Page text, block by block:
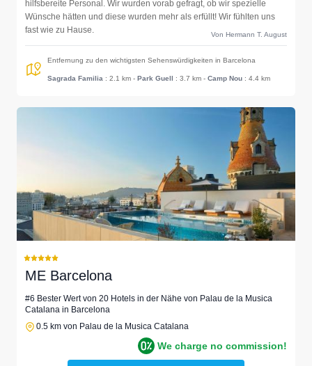
hilfsbereite Personal. Wir wurden vorab gefragt, ob wir spezielle
Wünsche hätten und diese wurden mehr als erfüllt! Wir fühlten uns
fast wie zu Hause.
Von Hermann T. August
Entfernung zu den wichtigsten Sehenswürdigkeiten in Barcelona
Sagrada Familia : 2.1 km - Park Guell : 3.7 km - Camp Nou : 4.4 km
ME Barcelona
#6 Bester Wert von 20 Hotels in der Nähe von Palau de la Musica
Catalana in Barcelona
0.5 km von Palau de la Musica Catalana
We charge no commission!